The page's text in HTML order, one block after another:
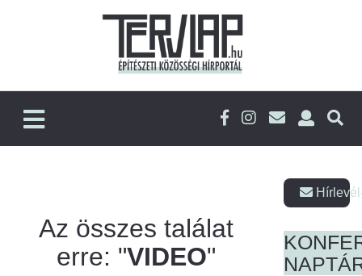
Az összes találat
erre: "VIDEO"